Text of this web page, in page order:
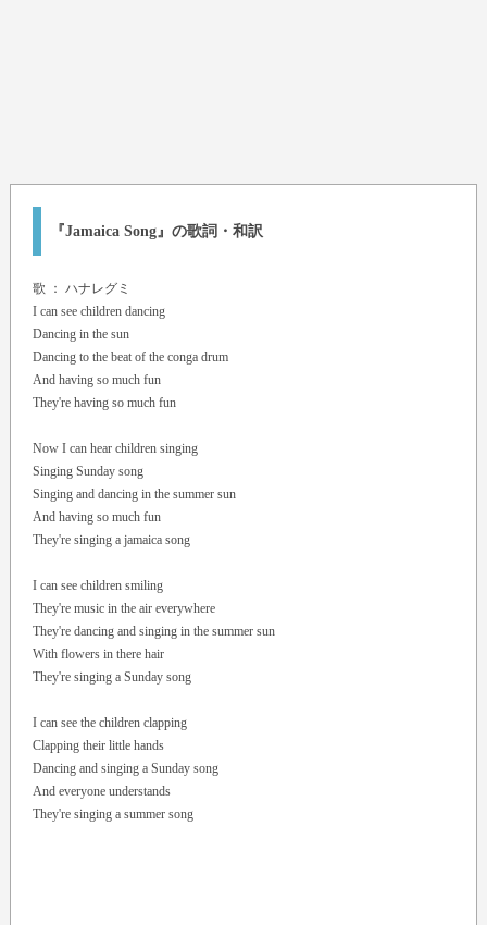
『Jamaica Song』の歌詞・和訳
歌 ： ハナレグミ
I can see children dancing
Dancing in the sun
Dancing to the beat of the conga drum
And having so much fun
They're having so much fun
Now I can hear children singing
Singing Sunday song
Singing and dancing in the summer sun
And having so much fun
They're singing a jamaica song
I can see children smiling
They're music in the air everywhere
They're dancing and singing in the summer sun
With flowers in there hair
They're singing a Sunday song
I can see the children clapping
Clapping their little hands
Dancing and singing a Sunday song
And everyone understands
They're singing a summer song